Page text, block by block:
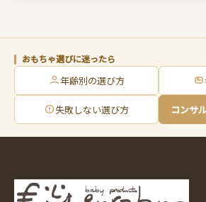
おもちゃ選びに迷ったら
年齢別の選び方
失敗しない選び方 コンサ